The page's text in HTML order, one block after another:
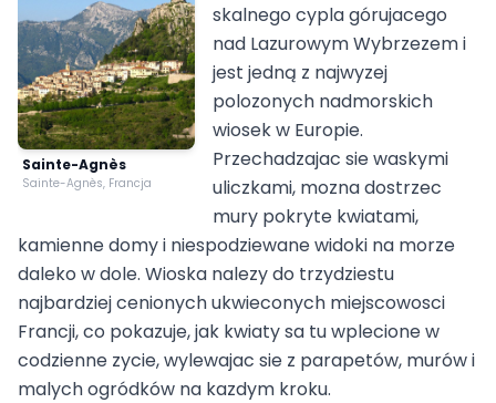
Sainte-Agnès
Sainte-Agnès, Francja
skalnego cypla górujacego
nad Lazurowym Wybrzezem i
jest jedną z najwyzej
polozonych nadmorskich
wiosek w Europie.
Przechadzajac sie waskymi
uliczkami, mozna dostrzec
mury pokryte kwiatami,
kamienne domy i niespodziewane widoki na morze
daleko w dole. Wioska nalezy do trzydziestu
najbardziej cenionych ukwieconych miejscowosci
Francji, co pokazuje, jak kwiaty sa tu wplecione w
codzienne zycie, wylewajac sie z parapetów, murów i
malych ogródków na kazdym kroku.